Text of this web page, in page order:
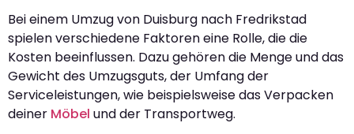
Bei einem Umzug von Duisburg nach Fredrikstad
spielen verschiedene Faktoren eine Rolle, die die
Kosten beeinflussen. Dazu gehören die Menge und das
Gewicht des Umzugsguts, der Umfang der
Serviceleistungen, wie beispielsweise das Verpacken
deiner Möbel und der Transportweg.